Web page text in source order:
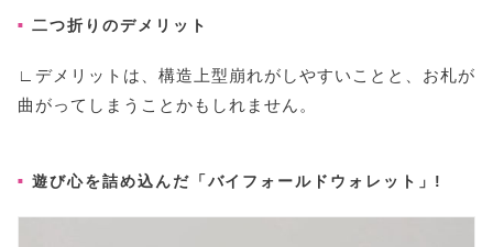
二つ折りのデメリット
∟デメリットは、構造上型崩れがしやすいことと、お札が
曲がってしまうことかもしれません。
遊び心を詰め込んだ「バイフォールドウォレット」!